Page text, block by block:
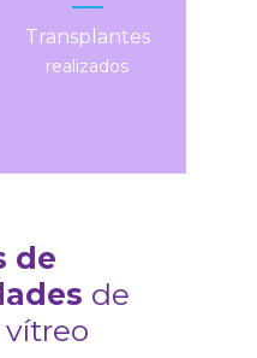
Transplantes
realizados
de
de